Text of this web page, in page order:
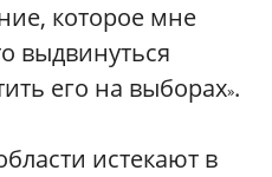
которое мне
выдвинуться
его на выборах».
истекают в